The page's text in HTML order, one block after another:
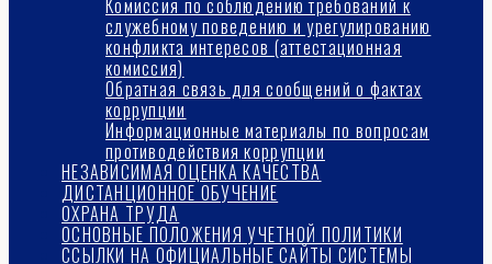
Комиссия по соблюдению требований к
служебному поведению и урегулированию
конфликта интересов (аттестационная
комиссия)
Обратная связь для сообщений о фактах
коррупции
Информационные материалы по вопросам
противодействия коррупции
НЕЗАВИСИМАЯ ОЦЕНКА КАЧЕСТВА
ДИСТАНЦИОННОЕ ОБУЧЕНИЕ
ОХРАНА ТРУДА
ОСНОВНЫЕ ПОЛОЖЕНИЯ УЧЕТНОЙ ПОЛИТИКИ
ССЫЛКИ НА ОФИЦИАЛЬНЫЕ САЙТЫ СИСТЕМЫ